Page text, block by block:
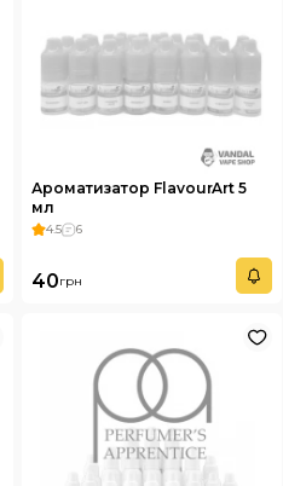
Ароматизатор FlavourArt 5
мл
4.5 6
40грн